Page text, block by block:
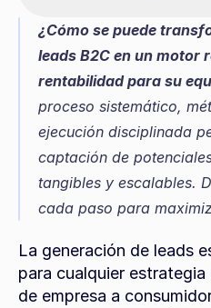
¿Cómo se puede
leads B2C en un motor
rentabilidad para su
proceso sistemático,
ejecución disciplinada
captación de
tangibles y escalables.
cada paso para
La generación de leads
para cualquier
de empresa a